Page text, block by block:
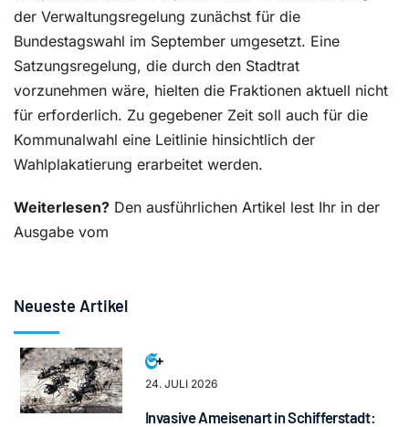
der Verwaltungsregelung zunächst für die
Bundestagswahl im September umgesetzt. Eine
Satzungsregelung, die durch den Stadtrat
vorzunehmen wäre, hielten die Fraktionen aktuell nicht
für erforderlich. Zu gegebener Zeit soll auch für die
Kommunalwahl eine Leitlinie hinsichtlich der
Wahlplakatierung erarbeitet werden.
Weiterlesen? Den ausführlichen Artikel lest Ihr in der
Ausgabe vom
Neueste Artikel
24. JULI 2026
Invasive Ameisenart in Schifferstadt: